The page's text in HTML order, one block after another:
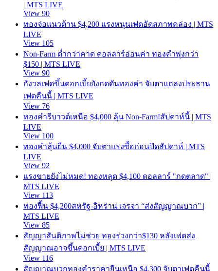
| MTS LIVE
View 90
ทองจ่อแนวต้าน $4,200 แรงหนุนเฟดอัดสภาพคล่อง | MTS
LIVE
View 105
Non-Farm ต่ำกว่าคาด ดอลลาร์อ่อนค่า ทองคำพุ่งกว่า
$150 | MTS LIVE
View 90
กังวลเฟดขึ้นดอกเบี้ยยังกดดันทองคำ จับตาแถลงประธาน
เฟดคืนนี้ | MTS LIVE
View 76
ทองคำรีบาวด์เหนือ $4,000 ลุ้น Non-Farm!สัปดาห์นี้ | MTS
LIVE
View 100
ทองคำลุ้นยืน $4,000 จับตาแรงซื้อก่อนปิดสัปดาห์ | MTS
LIVE
View 92
แรงขายยังไม่หมด! ทองหลุด $4,100 ดอลลาร์ "กดตลาด" |
MTS LIVE
View 113
ทองฟื้น $4,200สหรัฐ-อิหร่าน เจรจา “ส่งสัญญาณบวก” |
MTS LIVE
View 85
สัญญาสันติภาพไม่ช่วย ทองร่วงกว่า$130 หลังเฟดส่ง
สัญญาณอาจขึ้นดอกเบี้ย | MTS LIVE
View 116
สัญญาณบวกทองคำราคายืนเหนือ $4,300 จับตาเฟดคืนนี้